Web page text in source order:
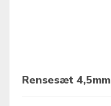
Rensesæt 4,5mm